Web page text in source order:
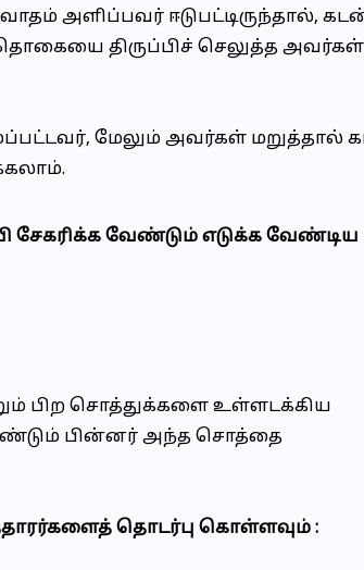
அளிப்பவர் ஈடுபட்டிருந்தால்,
திருப்பிச் செலுத்த அவர்கள்
மேலும் அவர்கள் மறுத்தால்
வேண்டும் எடுக்க வேண்டிய
பிற சொத்துக்களை உள்ளடக்கிய
பின்னர் அந்த சொத்தை
தொடர்பு கொள்ளவும் :